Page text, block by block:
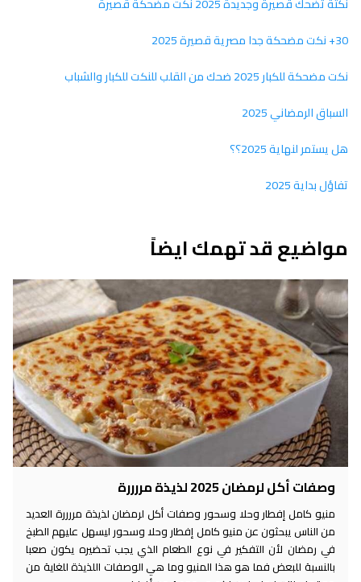
نكتة تضحك قصيرة وجديدة 2025 نكت مضحكة قصيرة
30+ نكت مضحكة جدا مصرية قصيرة 2025
نكت مضحكة للكبار 2025 ضحك من القلب للنكت للكبار والشباب
السباق الرمضاني 2025
هل يستمر لنهاية 2025؟؟
تفاؤل بداية 2025
مواضيع قد تهمك ايضاً
وصفات أكل لرمضان 2025 لذيذة مررررة
منيو كامل إفطار وحلا وسحور وصفات أكل لرمضان لذيذة مررررة العديد
من الناس يبحثون عن منيو كامل إفطار وحلا وسحور ليسهل عليهم الطبخ
في رمضان لأن التفكير في نوع الطعام الذي يجب تحضيره يكون صعبا
بالنسبة للبعض فما هو هذا المنيو وما هي الوصفات اللذيذة للغاية من